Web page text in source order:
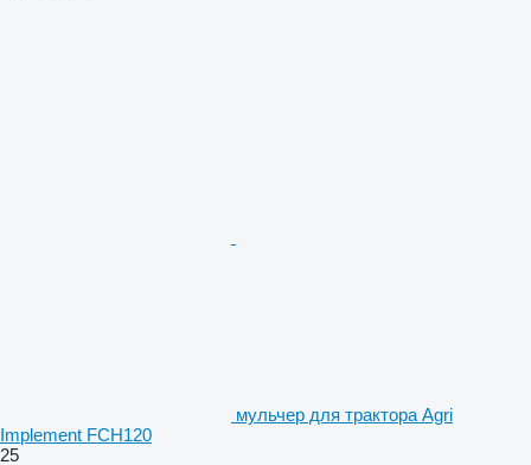
мульчер для трактора Agri
Implement FCH120
25